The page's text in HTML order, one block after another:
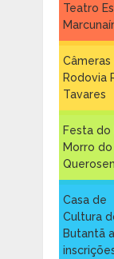
Teatro
Rodovia
Tavares
Festa do
Morro do
Casa de
Cultura
Butantã